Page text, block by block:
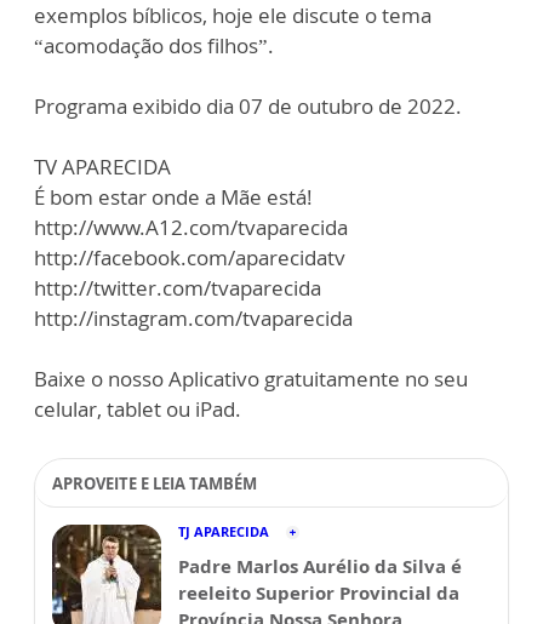
exemplos bíblicos, hoje ele discute o tema
“acomodação dos filhos”.
Programa exibido dia 07 de outubro de 2022.
TV APARECIDA
É bom estar onde a Mãe está!
http://www.A12.com/tvaparecida
http://facebook.com/aparecidatv
http://twitter.com/tvaparecida
http://instagram.com/tvaparecida
Baixe o nosso Aplicativo gratuitamente no seu
celular, tablet ou iPad.
APROVEITE E LEIA TAMBÉM
TJ APARECIDA
Padre Marlos Aurélio da Silva é
reeleito Superior Provincial da
Província Nossa Senhora